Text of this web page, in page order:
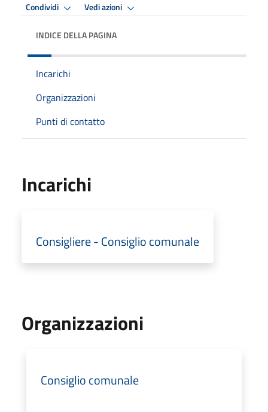
Condividi Vedi azioni
INDICE DELLA PAGINA
Incarichi
Organizzazioni
Punti di contatto
Incarichi
Consigliere - Consiglio comunale
Organizzazioni
Consiglio comunale